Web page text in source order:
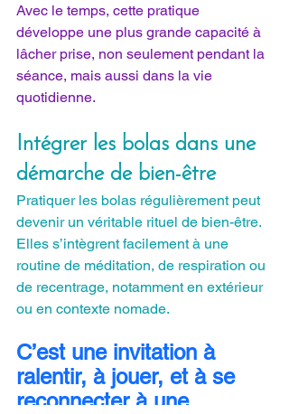
Avec le temps, cette pratique
développe une plus grande capacité à
lâcher prise, non seulement pendant la
séance, mais aussi dans la vie
quotidienne.
Intégrer les bolas dans une
démarche de bien-être
Pratiquer les bolas régulièrement peut
devenir un véritable rituel de bien-être.
Elles s’intègrent facilement à une
routine de méditation, de respiration ou
de recentrage, notamment en extérieur
ou en contexte nomade.
C’est une invitation à
ralentir, à jouer, et à se
reconnecter à une